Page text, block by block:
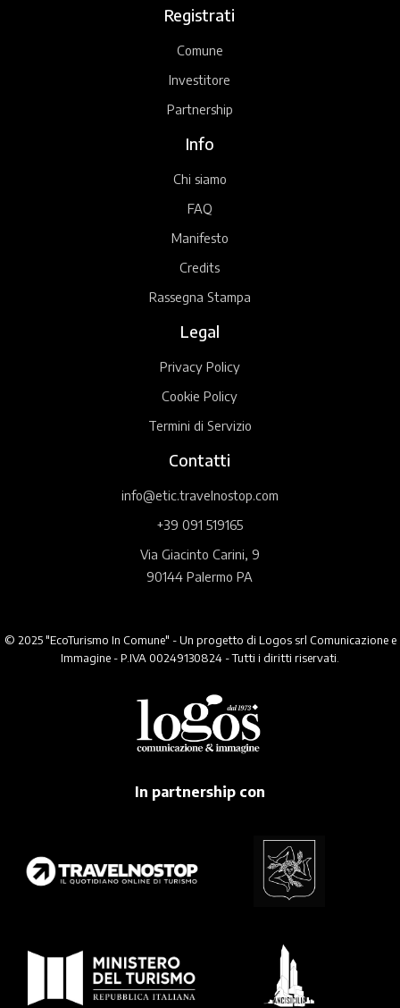
Registrati
Comune
Investitore
Partnership
Info
Chi siamo
FAQ
Manifesto
Credits
Rassegna Stampa
Legal
Privacy Policy
Cookie Policy
Termini di Servizio
Contatti
info@etic.travelnostop.com
+39 091 519165
Via Giacinto Carini, 9
90144 Palermo PA
© 2025 "EcoTurismo In Comune" - Un progetto di Logos srl Comunicazione e
Immagine - P.IVA 00249130824 - Tutti i diritti riservati.
In partnership con